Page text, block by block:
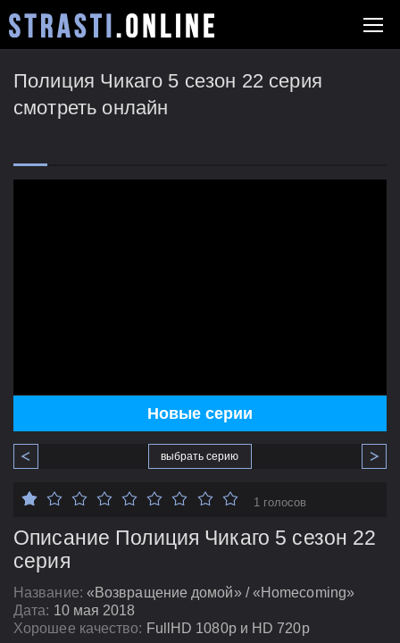
Полиция Чикаго 5 сезон 22 серия
смотреть онлайн
Новые серии
выбрать серию
Описание Полиция Чикаго 5 сезон 22
серия
Название: «Возвращение домой» / «Homecoming»
Дата: 10 мая 2018
Хорошее качество: FullHD 1080p и HD 720p
1 голосов